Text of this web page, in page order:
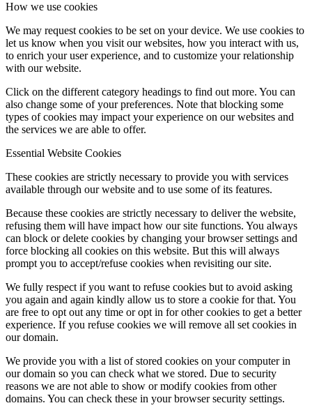
How we use cookies
We may request cookies to be set on your device. We use cookies to
let us know when you visit our websites, how you interact with us,
to enrich your user experience, and to customize your relationship
with our website.
Click on the different category headings to find out more. You can
also change some of your preferences. Note that blocking some
types of cookies may impact your experience on our websites and
the services we are able to offer.
Essential Website Cookies
These cookies are strictly necessary to provide you with services
available through our website and to use some of its features.
Because these cookies are strictly necessary to deliver the website,
refusing them will have impact how our site functions. You always
can block or delete cookies by changing your browser settings and
force blocking all cookies on this website. But this will always
prompt you to accept/refuse cookies when revisiting our site.
We fully respect if you want to refuse cookies but to avoid asking
you again and again kindly allow us to store a cookie for that. You
are free to opt out any time or opt in for other cookies to get a better
experience. If you refuse cookies we will remove all set cookies in
our domain.
We provide you with a list of stored cookies on your computer in
our domain so you can check what we stored. Due to security
reasons we are not able to show or modify cookies from other
domains. You can check these in your browser security settings.